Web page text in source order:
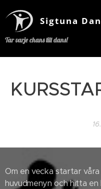
Sigtuna
Tar varje chans till dans!
Om en vecka startar
huvudmenyn och hitta